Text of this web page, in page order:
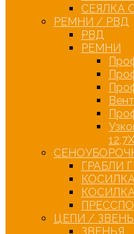
СЕЯЛКА
РЕМНИ / РВД
РВД
РЕМНИ
ГРАБЛИ
ЦЕПИ /
ЗВЕНЬЯ